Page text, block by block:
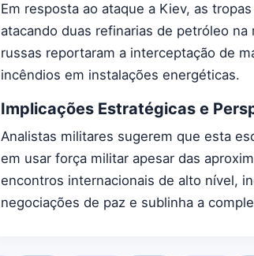
Em resposta ao ataque a Kiev, as
atacando duas refinarias de petróleo
russas reportaram a interceptação de
incêndios em instalações energéticas.
Implicações Estratégicas e
Analistas militares sugerem que esta
em usar força militar apesar das
encontros internacionais de alto nível,
negociações de paz e sublinha a